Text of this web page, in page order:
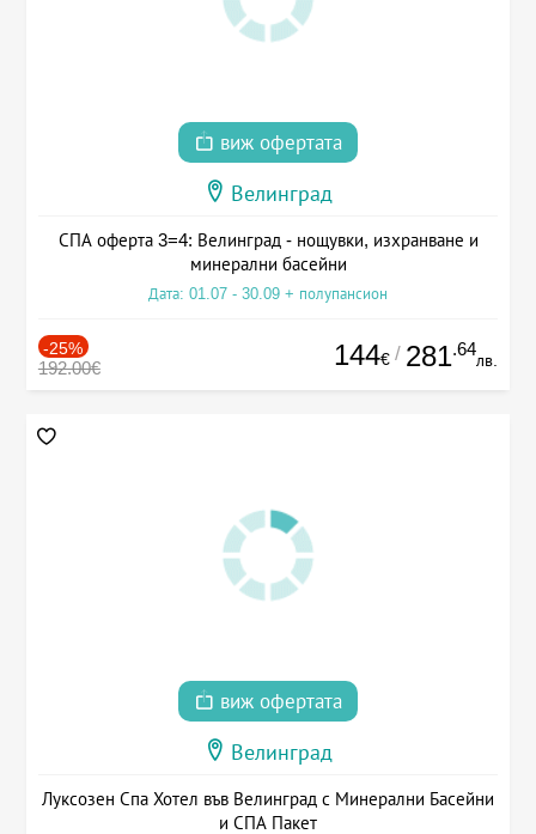
виж офертата
Велинград
СПА оферта 3=4: Велинград - нощувки, изхранване и
минерални басейни
Дата: 01.07 - 30.09 + полупансион
-25%
192.00€ 144€ / 281.64
лв.
виж офертата
Велинград
Луксозен Спа Хотел във Велинград с Минерални Басейни
и СПА Пакет